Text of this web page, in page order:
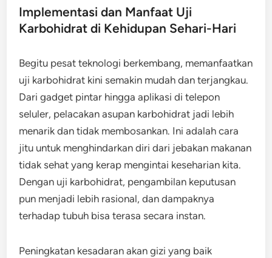
Implementasi dan Manfaat Uji
Karbohidrat di Kehidupan Sehari-Hari
Begitu pesat teknologi berkembang, memanfaatkan
uji karbohidrat kini semakin mudah dan terjangkau.
Dari gadget pintar hingga aplikasi di telepon
seluler, pelacakan asupan karbohidrat jadi lebih
menarik dan tidak membosankan. Ini adalah cara
jitu untuk menghindarkan diri dari jebakan makanan
tidak sehat yang kerap mengintai keseharian kita.
Dengan uji karbohidrat, pengambilan keputusan
pun menjadi lebih rasional, dan dampaknya
terhadap tubuh bisa terasa secara instan.
Peningkatan kesadaran akan gizi yang baik